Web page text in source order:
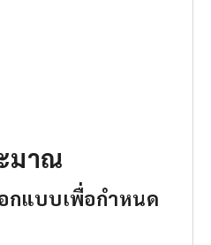
มาณ
กแบบเพื่อกำหนด